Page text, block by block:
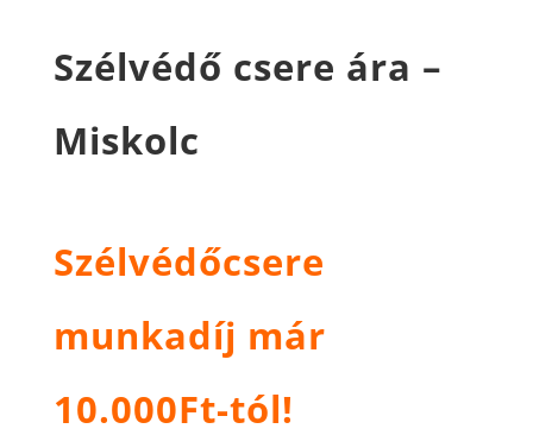
Szélvédő csere ára –
Miskolc
Szélvédőcsere
munkadíj már
10.000Ft-tól!